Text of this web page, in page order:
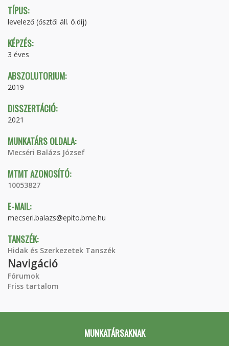
TÍPUS:
levelező (ősztől áll. ö.díj)
KÉPZÉS:
3 éves
ABSZOLUTORIUM:
2019
DISSZERTÁCIÓ:
2021
MUNKATÁRS OLDALA:
Mecséri Balázs József
MTMT AZONOSÍTÓ:
10053827
E-MAIL:
mecseri.balazs@epito.bme.hu
TANSZÉK:
Hidak és Szerkezetek Tanszék
Navigáció
Fórumok
Friss tartalom
MUNKATÁRSAKNAK